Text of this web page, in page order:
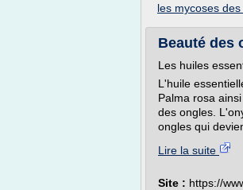
les mycoses
Beauté des
Les huiles
L'huile
Palma rosa
des ongles.
ongles qui
Lire la suite
Site : https://